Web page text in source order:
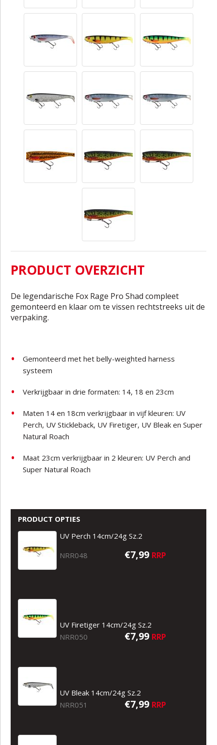
PRODUCT OVERZICHT
De legendarische Fox Rage Pro Shad compleet
gemonteerd en klaar om te vissen rechtstreeks uit de
verpaking.
Gemonteerd met het belly-weighted harness
systeem
Verkrijgbaar in drie formaten: 14, 18 en 23cm
Maten 14 en 18cm verkrijgbaar in vijf kleuren: UV
Perch, UV Stickleback, UV Firetiger, UV Bleak en Super
Natural Roach
Maat 23cm verkrijgbaar in 2 kleuren: UV Perch and
Super Natural Roach
PRODUCT OPTIES
UV Perch 14cm/24g Sz.2
NRR048
€7,99 RRP
UV Firetiger 14cm/24g Sz.2
NRR050
€7,99 RRP
UV Bleak 14cm/24g Sz.2
NRR051
€7,99 RRP